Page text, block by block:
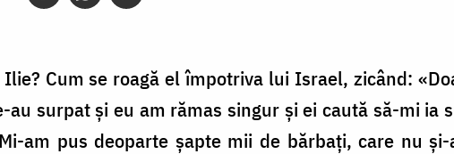
Cum se roagă el împotriva lui Israel, zicând:
surpat și eu am rămas singur și ei caută să-mi ia
am pus deoparte șapte mii de bărbați, care nu